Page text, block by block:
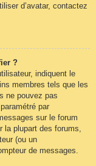
d’avatar, contactez
?
indiquent le
membres tels que les
ne pouvez pas
par
sur le forum
la plupart des forums,
(ou un
de messages.